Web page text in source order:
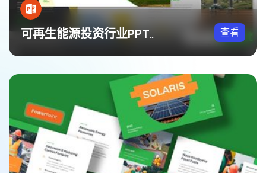
可再生能源投资行业PPT模板 查看